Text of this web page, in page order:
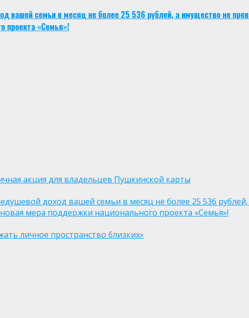
вашей семьи в месяц не более 25 536 рублей, а имущество не
проекта «Семья»!
акция для владельцев Пушкинской карты
доход вашей семьи в месяц не более 25 536
мера поддержки национального проекта «Семья»!
личное пространство близких»